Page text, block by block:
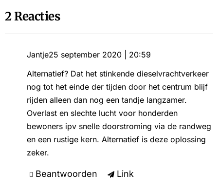
2 Reacties
Jantje25 september 2020 | 20:59
Alternatief? Dat het stinkende dieselvrachtverkeer
nog tot het einde der tijden door het centrum blijf
rijden alleen dan nog een tandje langzamer.
Overlast en slechte lucht voor honderden
bewoners ipv snelle doorstroming via de randweg
en een rustige kern. Alternatief is deze oplossing
zeker.
Beantwoorden Link